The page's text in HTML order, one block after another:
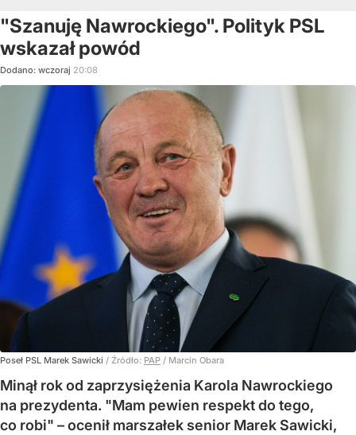
"Szanuję Nawrockiego". Polityk PSL
wskazał powód
Dodano: wczoraj 20:08
Poseł PSL Marek Sawicki / Źródło: PAP / Marcin Obara
Minął rok od zaprzysiężenia Karola Nawrockiego
na prezydenta. "Mam pewien respekt do tego,
co robi" – ocenił marszałek senior Marek Sawicki,